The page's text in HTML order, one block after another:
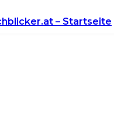
– Startseite